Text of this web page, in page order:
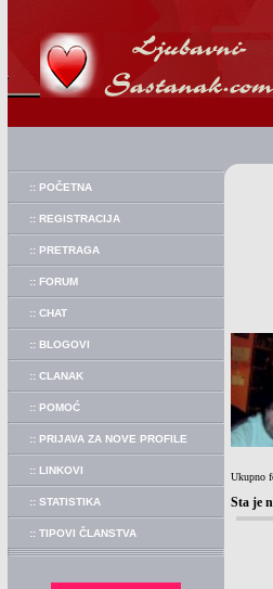
:: POČETNA
:: REGISTRACIJA
:: PRETRAGA
:: FORUM
:: CHAT
:: BLOGOVI
:: CLANAK
:: POMOĆ
:: PRIJAVA ZA NOVE PROFILE
:: LINKOVI
:: STATISTIKA
:: TIPOVI ČLANSTVA
Ukupno
Sta je